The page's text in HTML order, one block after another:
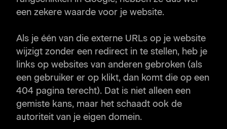
een zekere waarde voor je website.
Als je één van die externe URLs op je website
wijzigt zonder een redirect in te stellen, heb je
links op websites van anderen gebroken (als
een gebruiker er op klikt, dan komt die op een
404 pagina terecht). Dat is niet alleen een
gemiste kans, maar het schaadt ook de
autoriteit van je eigen domein.